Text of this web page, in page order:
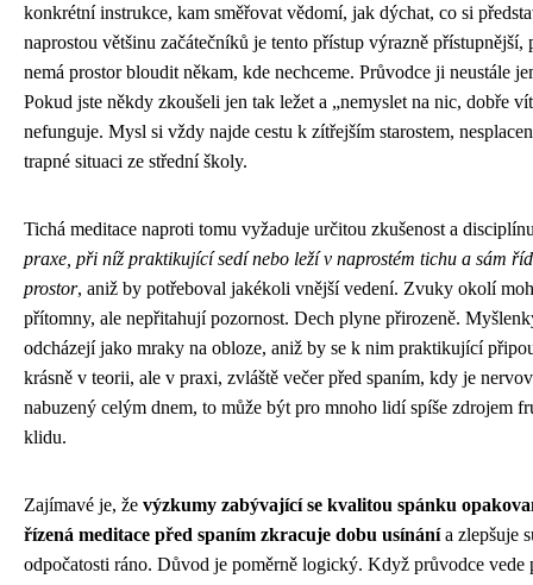
konkrétní instrukce, kam směřovat vědomí, jak dýchat, co si
naprostou většinu začátečníků je tento přístup výrazně přístupnější,
nemá prostor bloudit někam, kde nechceme. Průvodce ji neustále
Pokud jste někdy zkoušeli jen tak ležet a „nemyslet na nic, dobře
nefunguje. Mysl si vždy najde cestu k zítřejším starostem,
trapné situaci ze střední školy.
Tichá meditace naproti tomu vyžaduje určitou zkušenost a
praxe, při níž praktikující sedí nebo leží v naprostém tichu a sám
prostor, aniž by potřeboval jakékoli vnější vedení. Zvuky okolí
přítomny, ale nepřitahují pozornost. Dech plyne přirozeně.
odcházejí jako mraky na obloze, aniž by se k nim praktikující
krásně v teorii, ale v praxi, zvláště večer před spaním, kdy je
nabuzený celým dnem, to může být pro mnoho lidí spíše zdrojem
klidu.
Zajímavé je, že výzkumy zabývající se kvalitou spánku
řízená meditace před spaním zkracuje dobu usínánía zlepšuje
odpočatosti ráno. Důvod je poměrně logický. Když průvodce vede